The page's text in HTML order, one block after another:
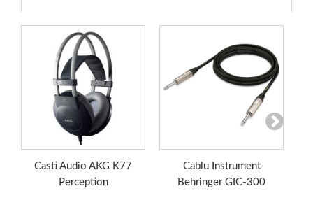
Casti Audio AKG K77
Perception
Cablu Instrument
Behringer GIC-300